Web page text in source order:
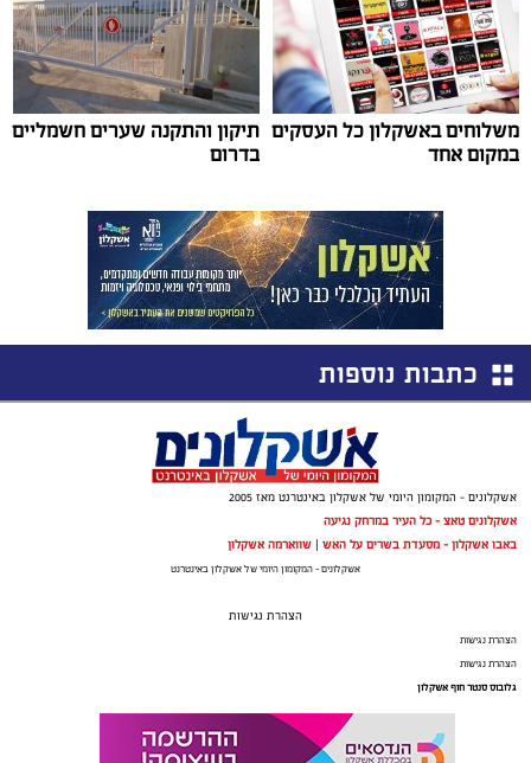
משלוחים באשקלון כל העסקים
במקום אחד
תיקון והתקנה שערים חשמליים
בדרום
כתבות נוספות
אשקלונים - המקומון היומי של אשקלון באינטרנט מאז 2005
אשקלונים טאצ - כל העיר במרחק נגיעה
באבו אשקלון - מסעדת בשרים על האש | שווארמה אשקלון
אשקלונים - המקומון היומי של אשקלון באינטרנט
הצהרת נגישות
הצהרת נגישות
הצהרת נגישות
גלובוס סנטר חוף אשקלון